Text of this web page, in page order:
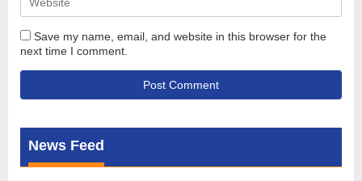
Save my name, email, and website in this browser for the
next time I comment.
News Feed